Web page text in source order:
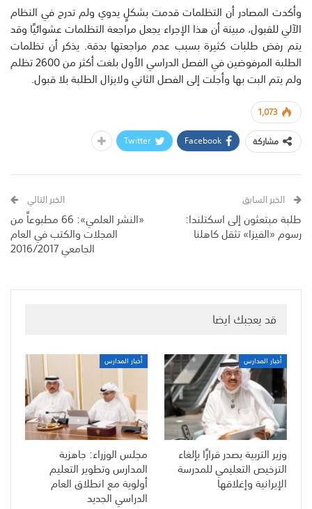
وأكدت المصادر أن التظلمات قدمت بشكلٍ يدوي ولم تدرج في النظام
الآلي للقبول، مبينة أن هذا الإجراء يجعل مراجعة التظلمات عشوائيًا وقد
يتم رفض طلبات كثيرة بسبب عدم مراجعتها بدقة. يذكر أن تظلمات
الطلبة المرفوضين في الفصل الدراسي الأول بلغت أكثر من 2600 تظلم
ولم يتم البت بها وأجلت إلى الفصل الثاني ولايزال الطلبة بلا قبول.
1,073
مشاركة
Facebook
Twitter
الخبر السابق
طلبة مبتعثون إلى اسكتلندا:
رسوم «الفيزا» تثقل كاهلنا
الخبر التالي
«النشر العلمي»: 66 مطبوعاً من
المجلات والكتب في العام
الجامعي 2016/2017
قد يعجبك ايضا
أخبار المدارس
وزير التربية يصدر قرارًا بإلغاء
الترخيص التعليمي للمدرسة
الإيرانية وإغلاقها
أخبار المدارس
مجلس الوزراء: جاهزية
المدارس وتطوير التعليم
أولوية مع انطلاق العام
الدراسي الجديد